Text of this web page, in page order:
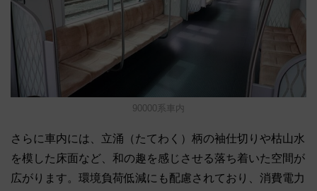
90000系車内
さらに車内には、立涌（たてわく）柄の袖仕切りや枯山水
を模した床面など、和の趣を感じさせる落ち着いた空間が
広がります。環境負荷低減にも配慮されており、消費電力